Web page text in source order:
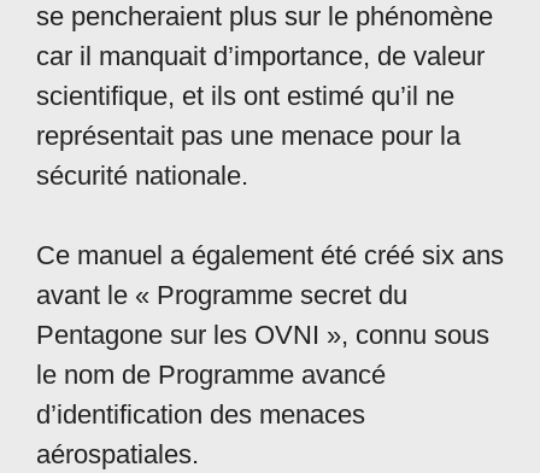
se pencheraient plus sur le phénomène
car il manquait d’importance, de valeur
scientifique, et ils ont estimé qu’il ne
représentait pas une menace pour la
sécurité nationale.
Ce manuel a également été créé six ans
avant le « Programme secret du
Pentagone sur les OVNI », connu sous
le nom de Programme avancé
d’identification des menaces
aérospatiales.